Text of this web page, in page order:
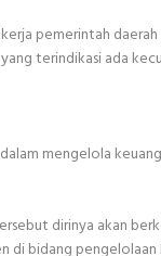
pemerintah
terindikasi ada
mengelola
dirinya akan
di bidang